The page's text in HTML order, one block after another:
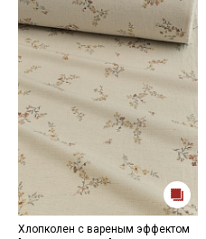
Хлопколен с вареным эффектом